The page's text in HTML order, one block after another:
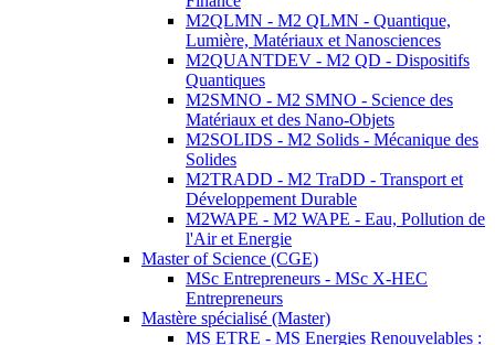
M2QLMN - M2 QLMN - Quantique,
Lumière, Matériaux et Nanosciences
M2QUANTDEV - M2 QD - Dispositifs
Quantiques
M2SMNO - M2 SMNO - Science des
Matériaux et des Nano-Objets
M2SOLIDS - M2 Solids - Mécanique des
Solides
M2TRADD - M2 TraDD - Transport et
Développement Durable
M2WAPE - M2 WAPE - Eau, Pollution de
l'Air et Energie
Master of Science (CGE)
MSc Entrepreneurs - MSc X-HEC
Entrepreneurs
Mastère spécialisé (Master)
MS ETRE - MS Energies Renouvelables :